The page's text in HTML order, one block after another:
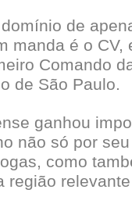
de
manda é o CV,
Comando
de São Paulo.
ganhou
não só por
como
região